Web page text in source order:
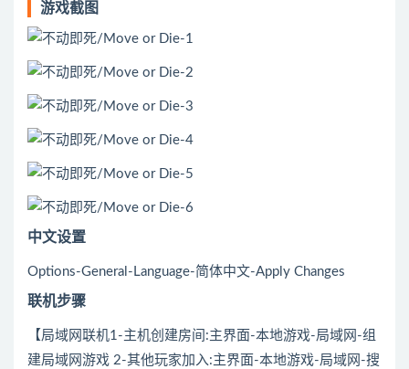
游戏截图
中文设置
Options-General-Language-简体中文-Apply Changes
联机步骤
【局域网联机1-主机创建房间:主界面-本地游戏-局域网-组
建局域网游戏 2-其他玩家加入:主界面-本地游戏-局域网-搜